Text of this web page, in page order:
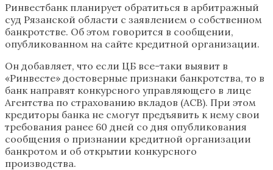
Ринвестбанк планирует обратиться в арбитражный
суд Рязанской области с заявлением о собственном
банкротстве. Об этом говорится в сообщении,
опубликованном на сайте кредитной организации.
Он добавляет, что если ЦБ все-таки выявит в
«Ринвесте» достоверные признаки банкротства, то в
банк направят конкурсного управляющего в лице
Агентства по страхованию вкладов (АСВ). При этом
кредиторы банка не смогут предъявить к нему свои
требования ранее 60 дней со дня опубликования
сообщения о признании кредитной организации
банкротом и об открытии конкурсного
производства.